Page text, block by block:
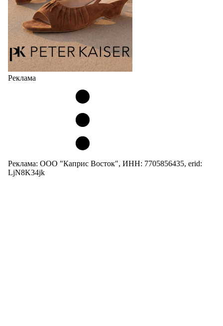
Реклама
Реклама: ООО "Каприс Восток", ИНН: 7705856435, erid:
LjN8K34jk